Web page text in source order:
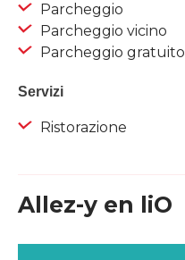
Parcheggio
Parcheggio vicino
Parcheggio gratuito
Servizi
Ristorazione
Allez-y en liO